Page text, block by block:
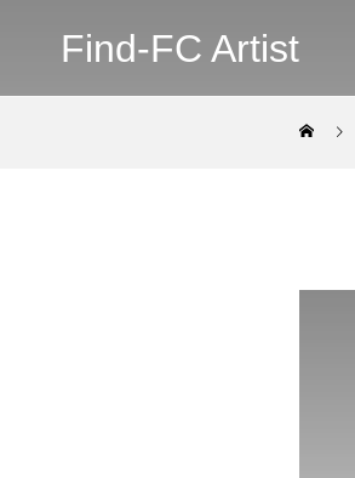
Find-FC Artist